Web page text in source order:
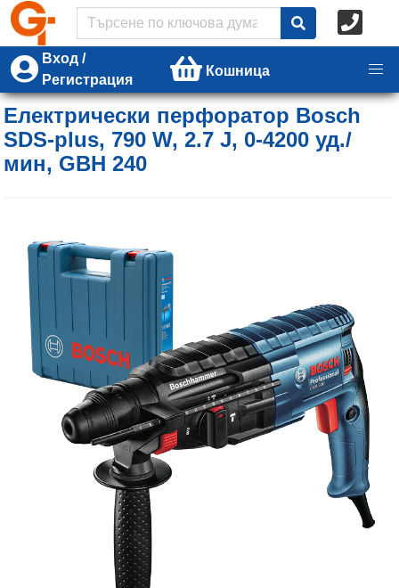
Вход /
Регистрация
Кошница
Електрически перфоратор Bosch
SDS-plus, 790 W, 2.7 J, 0-4200 уд./
мин, GBH 240